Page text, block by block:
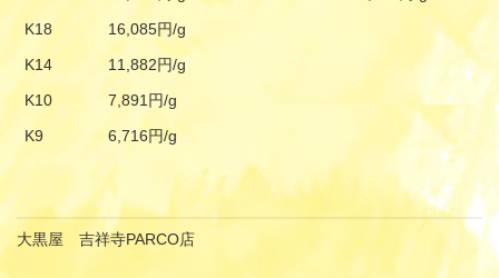
K18
16,085円/g
K14
11,882円/g
K10
7,891円/g
K9
6,716円/g
大黒屋 吉祥寺PARCO店